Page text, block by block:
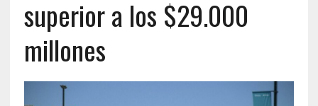
superior a los $29.000
millones